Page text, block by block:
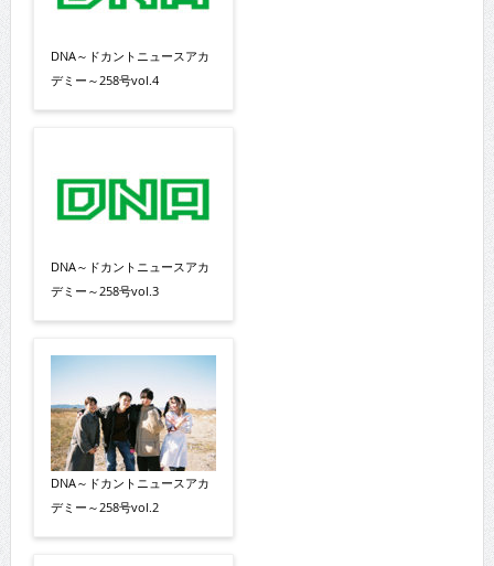
DNA～ドカントニュースアカ
デミー～258号vol.4
DNA～ドカントニュースアカ
デミー～258号vol.3
DNA～ドカントニュースアカ
デミー～258号vol.2